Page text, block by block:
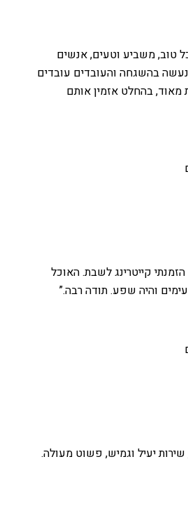
טוב, משביע וטעים, אנשים
נעשה בהשגחה והעובדים עובדים
מאוד, בהחלט אזמין אותם
קייטרינג לשבת. האוכל
והיה שפע. תודה רבה.”
יעיל וגמיש, פשוט מעולה.